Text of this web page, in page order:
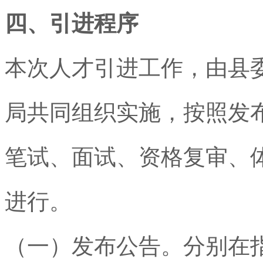
四、引进程序
本次人才引进工作，由县
局共同组织实施，按照发
笔试、面试、资格复审、
进行。
（一）发布公告。分别